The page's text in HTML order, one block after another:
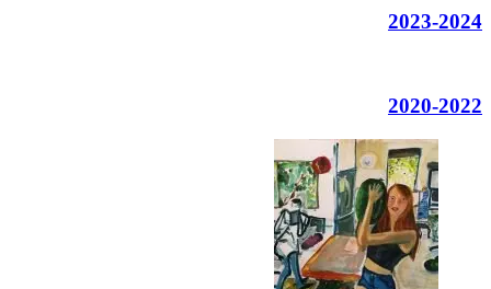
2023-2024
2020-2022